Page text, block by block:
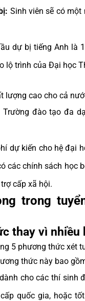
Sinh viên sẽ có
dự bị tiếng Anh là
lộ trình của Đại học
lượng cao cho cả
Trường đào tạo đa
dự kiến cho hệ đại
các chính sách học
cấp xã hội.
trong
thay vì nhiều
5 phương thức xét
thức này bao
cho các thí sinh
quốc gia, hoặc